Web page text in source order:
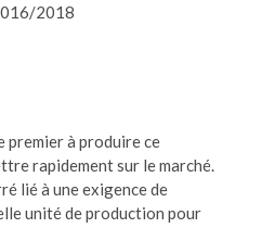
2018
premier à produire ce
rapidement sur le marché.
lié à une exigence de
unité de production pour